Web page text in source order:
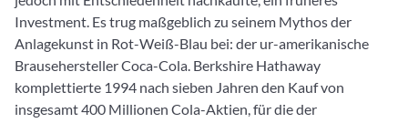
Investment. Es trug maßgeblich zu seinem Mythos der
Anlagekunst in Rot-Weiß-Blau bei: der ur-amerikanische
Brausehersteller Coca-Cola. Berkshire Hathaway
komplettierte 1994 nach sieben Jahren den Kauf von
insgesamt 400 Millionen Cola-Aktien, für die der